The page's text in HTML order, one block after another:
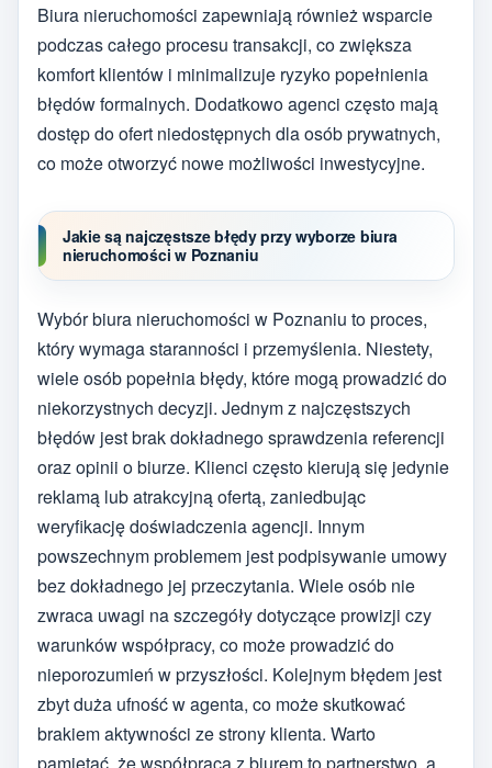
Biura nieruchomości zapewniają również wsparcie
podczas całego procesu transakcji, co zwiększa
komfort klientów i minimalizuje ryzyko popełnienia
błędów formalnych. Dodatkowo agenci często mają
dostęp do ofert niedostępnych dla osób prywatnych,
co może otworzyć nowe możliwości inwestycyjne.
Jakie są najczęstsze błędy przy wyborze biura
nieruchomości w Poznaniu
Wybór biura nieruchomości w Poznaniu to proces,
który wymaga staranności i przemyślenia. Niestety,
wiele osób popełnia błędy, które mogą prowadzić do
niekorzystnych decyzji. Jednym z najczęstszych
błędów jest brak dokładnego sprawdzenia referencji
oraz opinii o biurze. Klienci często kierują się jedynie
reklamą lub atrakcyjną ofertą, zaniedbując
weryfikację doświadczenia agencji. Innym
powszechnym problemem jest podpisywanie umowy
bez dokładnego jej przeczytania. Wiele osób nie
zwraca uwagi na szczegóły dotyczące prowizji czy
warunków współpracy, co może prowadzić do
nieporozumień w przyszłości. Kolejnym błędem jest
zbyt duża ufność w agenta, co może skutkować
brakiem aktywności ze strony klienta. Warto